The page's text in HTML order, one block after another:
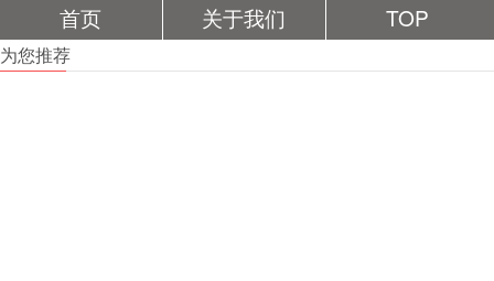
首页 关于我们 TOP
为您推荐